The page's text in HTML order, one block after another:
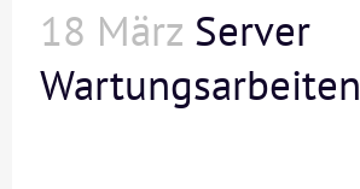
18 März Server
Wartungsarbeiten